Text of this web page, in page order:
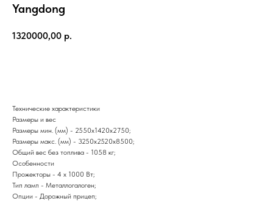
Yangdong
1320000,00 р.
Технические характеристики
Размеры и вес
Размеры мин. (мм) - 2550x1420x2750;
Размеры макс. (мм) - 3250x2520x8500;
Общий вес без топлива - 1058 кг;
Особенности
Прожекторы - 4 х 1000 Вт;
Тип ламп - Металлогалоген;
Опции - Дорожный прицеп;